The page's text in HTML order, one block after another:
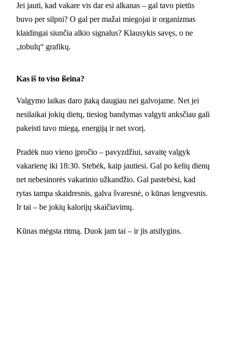
Jei jauti, kad vakare vis dar esi alkanas – gal tavo pietūs
buvo per silpni? O gal per mažai miegojai ir organizmas
klaidingai siunčia alkio signalus? Klausykis savęs, o ne
„tobulų“ grafikų.
Kas iš to viso išeina?
Valgymo laikas daro įtaką daugiau nei galvojame. Net jei
nesilaikai jokių dietų, tiesiog bandymas valgyti anksčiau gali
pakeisti tavo miegą, energiją ir net svorį.
Pradėk nuo vieno įpročio – pavyzdžiui, savaitę valgyk
vakarienę iki 18:30. Stebėk, kaip jautiesi. Gal po kelių dienų
net nebesinorės vakarinio užkandžio. Gal pastebėsi, kad
rytas tampa skaidresnis, galva švaresnė, o kūnas lengvesnis.
Ir tai – be jokių kalorijų skaičiavimų.
Kūnas mėgsta ritmą. Duok jam tai – ir jis atsilygins.